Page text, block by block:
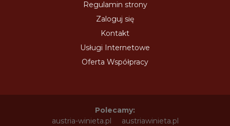
Regulamin strony
Zaloguj się
Kontakt
Usługi Internetowe
Oferta Współpracy
Polecamy:
austria-winieta.pl
austriawinieta.pl